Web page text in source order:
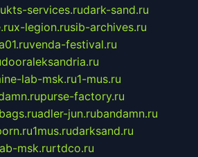
kts-services.rudark-sand.ru
x-legion.rusib-archives.ru
venda-festival.ru
dooraleksandria.ru
lab-msk.ru1-mus.ru
purse-factory.ru
adler-jun.rubandamn.ru
1mus.rudarksand.ru
msk.rurtdco.ru